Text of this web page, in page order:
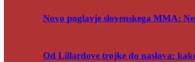
Novo poglavje slovenskega MMA:
Od Lillardove trojke do naslova: